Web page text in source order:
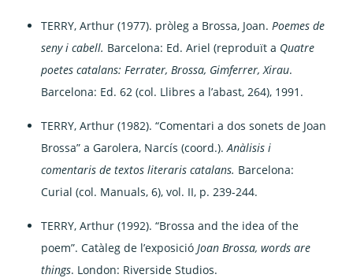
TERRY, Arthur (1977). pròleg a Brossa, Joan. Poemes de
seny i cabell. Barcelona: Ed. Ariel (reproduït a Quatre
poetes catalans: Ferrater, Brossa, Gimferrer, Xirau.
Barcelona: Ed. 62 (col. Llibres a l’abast, 264), 1991.
TERRY, Arthur (1982). “Comentari a dos sonets de Joan
Brossa” a Garolera, Narcís (coord.).Anàlisis i
comentaris de textos literaris catalans. Barcelona:
Curial (col. Manuals, 6), vol. II, p. 239-244.
TERRY, Arthur (1992). “Brossa and the idea of the
poem”. Catàleg de l’exposicióJoan Brossa, words are
things. London: Riverside Studios.